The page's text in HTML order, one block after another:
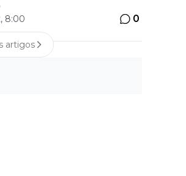
8:00 0
artigos